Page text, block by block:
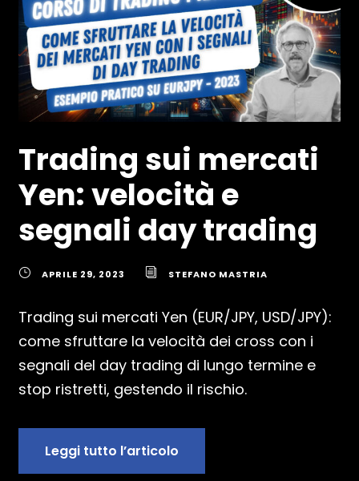
Trading sui mercati
Yen: velocità e
segnali day trading
APRILE 29, 2023 STEFANO MASTRIA
Trading sui mercati Yen (EUR/JPY, USD/JPY):
come sfruttare la velocità dei cross con i
segnali del day trading di lungo termine e
stop ristretti, gestendo il rischio.
Leggi tutto l’articolo